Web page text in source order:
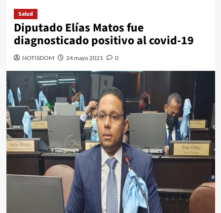
Salud
Diputado Elías Matos fue
diagnosticado positivo al covid-19
NOTISDOM 24 mayo 2021 0